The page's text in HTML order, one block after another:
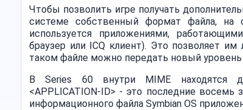
Чтобы позволить игре получать
системе собственный формат файла, на
используется приложениями,
браузер или ICQ клиент). Это позволяет
таком файле можно передать новый уровень
В Series 60 внутри MIME находятся
<APPLICATION-ID> - это последние восемь
информационного файла Symbian OS